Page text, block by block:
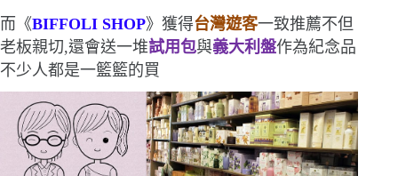
而《BIFFOLI SHOP》獲得台灣遊客一致推薦不但
老板親切,還會送一堆試用包與義大利盤作為紀念品
不少人都是一籃籃的買